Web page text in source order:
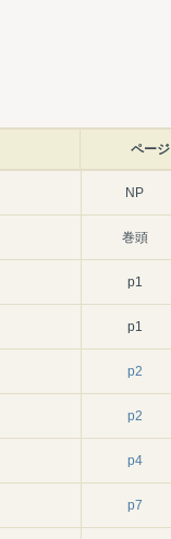
ページ
NP
巻頭
p1
p1
p2
p2
p4
p7